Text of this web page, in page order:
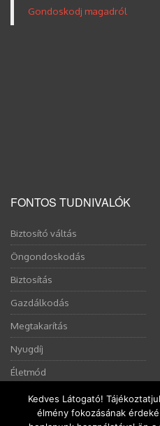
Gondoskodj magadról
FONTOS TUDNIVALÓK
Biztosító váltás
Öngondoskodás
Biztosítás
Gazdálkodás
Megtakarítás
Nyugdíj
Életmód
Kedves Látogató!
élmény fokozásának
Ez a weboldal sütiket használ.